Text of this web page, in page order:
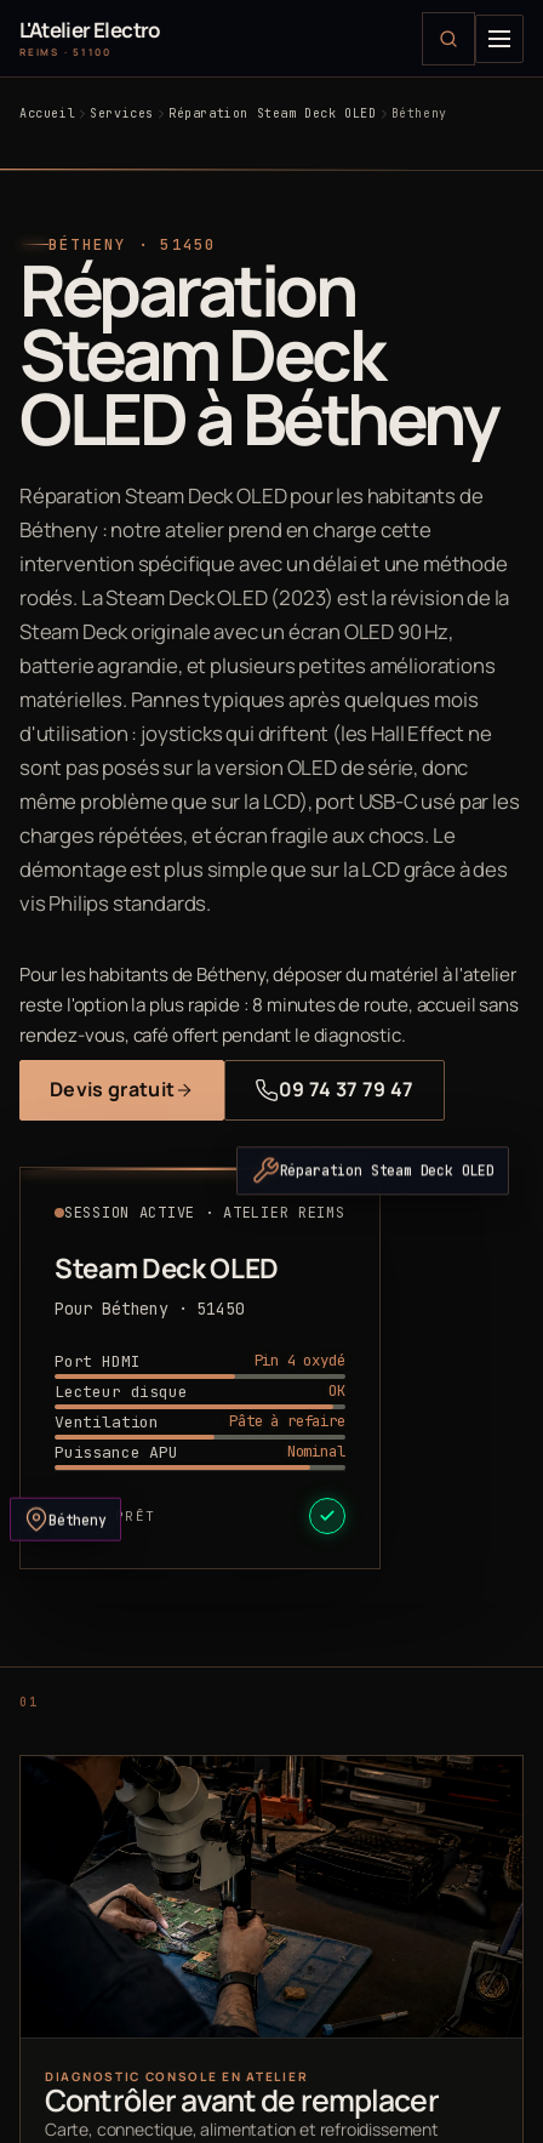
L'Atelier Electro
REIMS · 51100
Accueil Services Réparation Steam Deck OLED Bétheny
BÉTHENY · 51450
Réparation
Steam Deck
OLED à Bétheny
Réparation Steam Deck OLED pour les habitants de
Bétheny : notre atelier prend en charge cette
intervention spécifique avec un délai et une méthode
rodés. La Steam Deck OLED (2023) est la révision de la
Steam Deck originale avec un écran OLED 90 Hz,
batterie agrandie, et plusieurs petites améliorations
matérielles. Pannes typiques après quelques mois
d'utilisation : joysticks qui driftent (les Hall Effect ne
sont pas posés sur la version OLED de série, donc
même problème que sur la LCD), port USB-C usé par les
charges répétées, et écran fragile aux chocs. Le
démontage est plus simple que sur la LCD grâce à des
vis Philips standards.
Pour les habitants de Bétheny, déposer du matériel à l'atelier
reste l'option la plus rapide : 8 minutes de route, accueil sans
rendez-vous, café offert pendant le diagnostic.
Devis gratuit 09 74 37 79 47
SESSION ACTIVE · ATELIER REIMS
Steam Deck OLED
Pour Bétheny · 51450
Port HDMI
Pin 4 oxydé
Lecteur disque
OK
Ventilation
Pâte à refaire
Puissance APU
Nominal
DEVIS PRÊT
Réparation Steam Deck OLED
Bétheny
DIAGNOSTIC CONSOLE EN ATELIER
Contrôler avant de remplacer
Carte, connectique, alimentation et refroidissement